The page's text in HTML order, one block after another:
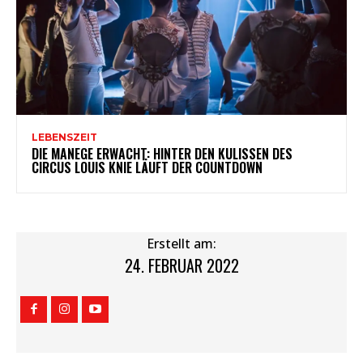
LEBENSZEIT
DIE MANEGE ERWACHT: HINTER DEN KULISSEN DES
CIRCUS LOUIS KNIE LÄUFT DER COUNTDOWN
Erstellt am:
24. FEBRUAR 2022